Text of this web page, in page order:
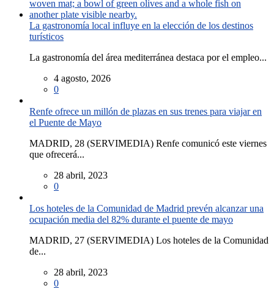
La gastronomía local influye en la elección de los destinos
turísticos
La gastronomía del área mediterránea destaca por el empleo...
4 agosto, 2026
0
Renfe ofrece un millón de plazas en sus trenes para viajar en
el Puente de Mayo
MADRID, 28 (SERVIMEDIA) Renfe comunicó este viernes
que ofrecerá...
28 abril, 2023
0
Los hoteles de la Comunidad de Madrid prevén alcanzar una
ocupación media del 82% durante el puente de mayo
MADRID, 27 (SERVIMEDIA) Los hoteles de la Comunidad
de...
28 abril, 2023
0